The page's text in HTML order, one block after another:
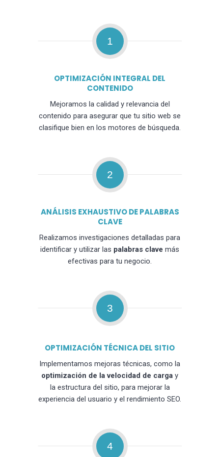
1
OPTIMIZACIÓN INTEGRAL DEL
CONTENIDO
Mejoramos la calidad y relevancia del
contenido para asegurar que tu sitio web se
clasifique bien en los motores de búsqueda.
2
ANÁLISIS EXHAUSTIVO DE PALABRAS
CLAVE
Realizamos investigaciones detalladas para
identificar y utilizar las palabras clave más
efectivas para tu negocio.
3
OPTIMIZACIÓN TÉCNICA DEL SITIO
Implementamos mejoras técnicas, como la
optimización de la velocidad de carga y
la estructura del sitio, para mejorar la
experiencia del usuario y el rendimiento SEO.
4